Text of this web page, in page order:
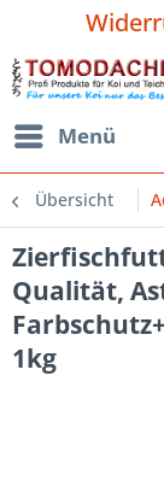
Menü
Übersicht
Qualität,
1kg